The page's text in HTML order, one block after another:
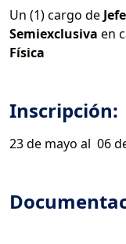
Un (1) cargo de
Semiexclusiva en
Física
Inscripción:
23 de mayo al 06